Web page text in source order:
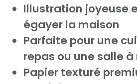
Illustration joyeuse
égayer la maison
Parfaite pour une
repas ou une salle
Papier texturé